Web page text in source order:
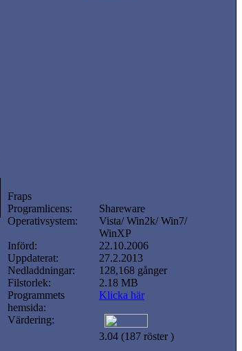
Fraps
Programlicens:
Shareware
Operativsystem:
Vista/ Win2k/ Win7/
WinXP
Införd:
22.10.2006
Uppdaterat:
27.2.2013
Nedladdningar:
128,168 gånger
Filstorlek:
2.18 MB
Programmets
hemsida:
Klicka här
Värdering:
3.04 (187 röster )